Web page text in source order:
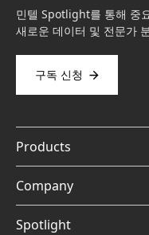
민텔 Spotlight를 통해 중
새로운 데이터 및 전문가
구독 신청
Products
Company
Spotlight